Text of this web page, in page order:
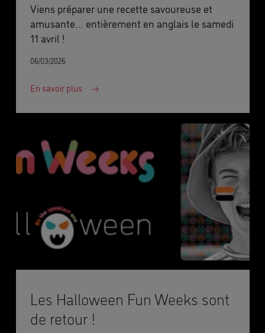
Viens préparer une recette savoureuse et
amusante… entièrement en anglais le samedi
11 avril !
06/03/2026
En savoir plus
Les Halloween Fun Weeks sont
de retour !